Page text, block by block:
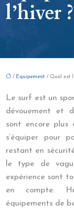
l’hiver ?
/ Equipement / Quel est
Le surf est un
dévouement et
sont encore
s’équiper pour
restant en
le type de
expérience sont
en compte.
équipements de